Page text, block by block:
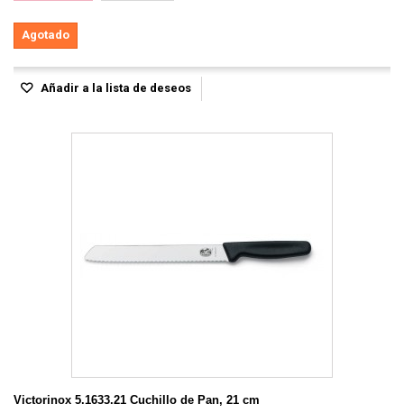
Agotado
Añadir a la lista de deseos
Victorinox 5.1633.21 Cuchillo de Pan, 21 cm